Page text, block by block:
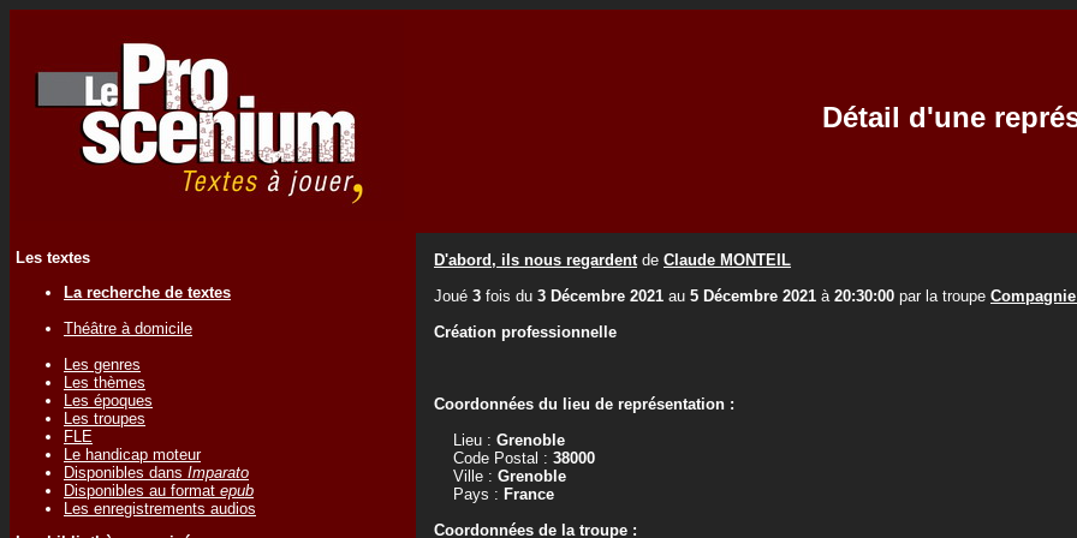
Détail d'une
Les textes
La recherche de textes
Théâtre à domicile
Les genres
Les thèmes
Les époques
Les troupes
FLE
Le handicap moteur
Disponibles dans Imparato
Disponibles au format epub
Les enregistrements audios
D'abord, ils nous regardentde Claude MONTEIL
Joué 3 fois du 3 Décembre 2021 au 5 Décembre 2021 à 20:30:00 par la troupe
Création professionnelle
Coordonnées du lieu de représentation :
Lieu : Grenoble
Code Postal : 38000
Ville : Grenoble
Pays : France
Coordonnées de la troupe :